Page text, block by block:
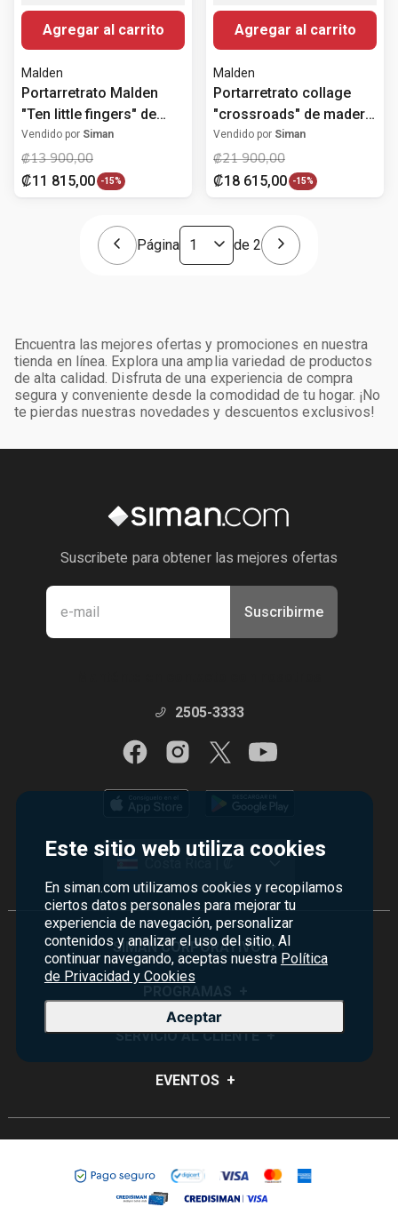
Este sitio web utiliza cookies
En siman.com utilizamos cookies y recopilamos
ciertos datos personales para mejorar tu
experiencia de navegación, personalizar
contenidos y analizar el uso del sitio. Al
continuar navegando, aceptas nuestra Política
de Privacidad y Cookies
Aceptar
Agregar al carrito
Malden
Portarretrato Malden
"Ten little fingers" de
vidrio 10.2x15.2 cm
Vendido por Siman
₡13 900,00
₡11 815,00 -15%
Agregar al carrito
Malden
Portarretrato collage
"crossroads" de madera
para nueve fotos
10.2x15.2 cm
Vendido por Siman
₡21 900,00
₡18 615,00 -15%
Página de 2
Encuentra las mejores ofertas y promociones en nuestra
tienda en línea. Explora una amplia variedad de productos
de alta calidad. Disfruta de una experiencia de compra
segura y conveniente desde la comodidad de tu hogar. ¡No
te pierdas nuestras novedades y descuentos exclusivos!
Suscribete para obtener las mejores ofertas
Suscribirme
2505-3333
SIMAN CORPORATIVO +
Visión y Misión
Sucursales
Monedero
Certificados de Regalo
Credisiman
SERVICIO AL CLIENTE +
Preguntas Frecuentes
Contáctenos
Seguridad del sitio
Política de Privacidad
EVENTOS +
Rebajas